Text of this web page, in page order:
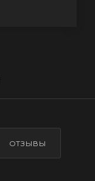
ОТЗЫВЫ